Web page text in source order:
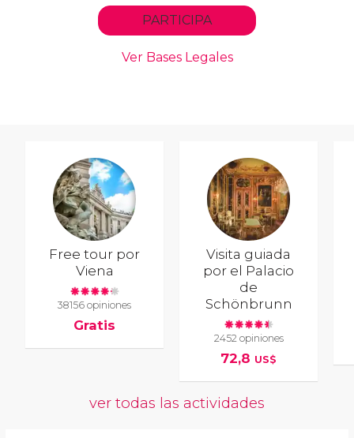
Free tour por
Viena
38156 opiniones
Gratis
Visita guiada
por el Palacio
de
Schönbrunn
2452 opiniones
72,8 US$
ver todas las actividades